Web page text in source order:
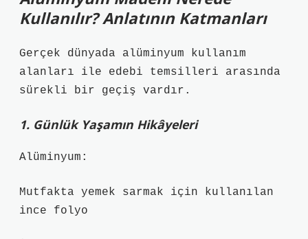
Kullanılır? Anlatının Katmanları
Gerçek dünyada alüminyum kullanım
alanları ile edebi temsilleri arasında
sürekli bir geçiş vardır.
1. Günlük Yaşamın Hikâyeleri
Alüminyum:
Mutfakta yemek sarmak için kullanılan
ince folyo